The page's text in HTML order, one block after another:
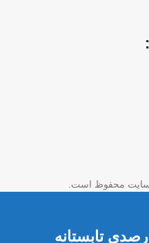
سایت محفوظ است.